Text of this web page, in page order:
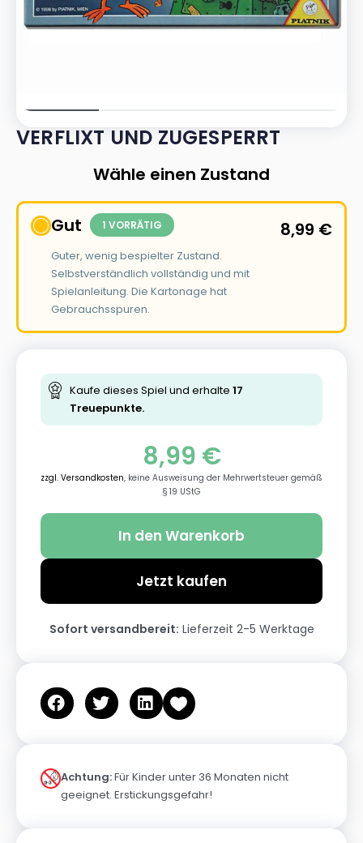
VERFLIXT UND ZUGESPERRT
Wähle einen Zustand
Gut 1 VORRÄTIG
Guter, wenig bespielter Zustand.
Selbstverständlich vollständig und mit
Spielanleitung. Die Kartonage hat
Gebrauchsspuren.
8,99 €
Kaufe dieses Spiel und erhalte 17
Treuepunkte.
8,99 €
zzgl. Versandkosten, keine Ausweisung der Mehrwertsteuer gemäß
§ 19 UStG
In den Warenkorb
Jetzt kaufen
Sofort versandbereit: Lieferzeit 2-5 Werktage
Achtung:Für Kinder unter 36 Monaten nicht
geeignet. Erstickungsgefahr!